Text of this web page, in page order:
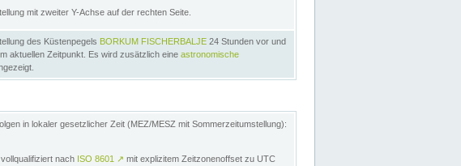
mit zweiter Y-Achse auf der rechten Seite.
des Küstenpegels BORKUM FISCHERBALJE 24 Stunden vor und
aktuellen Zeitpunkt. Es wird zusätzlich eine astronomische
in lokaler gesetzlicher Zeit (MEZ/MESZ mit Sommerzeitumstellung):
nach ISO 8601 ↗ mit explizitem Zeitzonenoffset zu UTC